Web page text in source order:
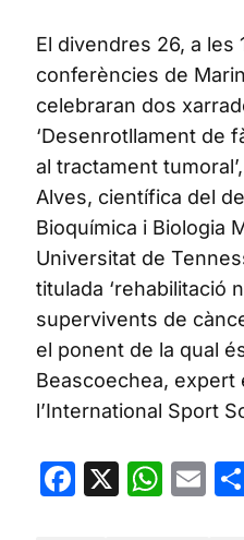
El divendres 26, a les
conferències de
celebraran dos
‘Desenrotllament de
al tractament
Alves, científica del
Bioquímica i Biologia
Universitat de
titulada ‘rehabilitació
supervivents de
el ponent de la qual
Beascoechea, expert
l’International Sport
Facebook
X